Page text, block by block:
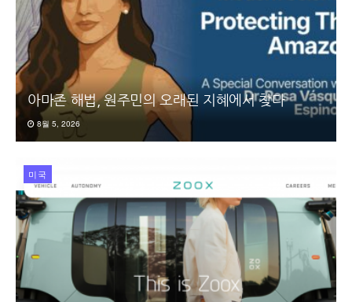
아마존 해법, 원주민의 오래된 지혜에서 찾다
8월 5, 2026
미국